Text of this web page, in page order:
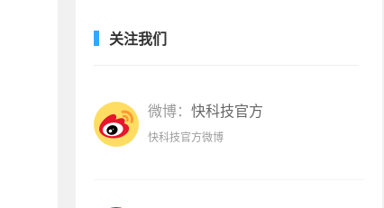
关注我们
微博： 快科技官方
快科技官方微博